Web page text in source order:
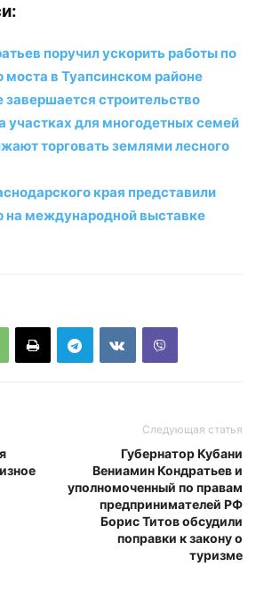
поручил ускорить работы по
моста в Туапсинском районе
завершается строительство
участках для многодетных семей
торговать землями лесного
края представили
на международной выставке
Следующая статья
Губернатор Кубани
Вениамин Кондратьев и
уполномоченный по правам
предпринимателей РФ
Борис Титов обсудили
поправки к закону о
туризме